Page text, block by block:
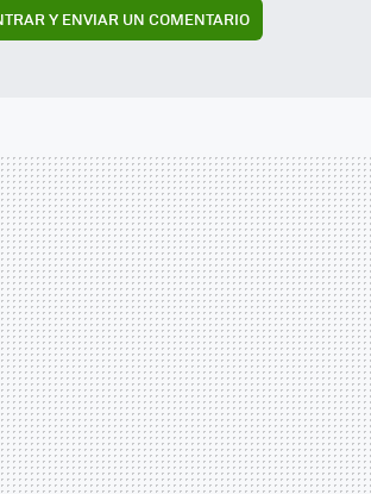
Y ENVIAR UN COMENTARIO